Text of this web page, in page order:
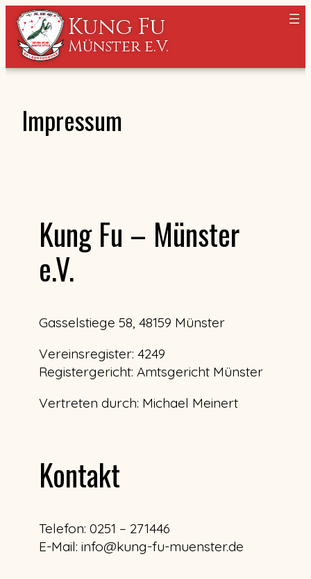
Zum
Inhalt
springen
Kung Fu
Münster e.V.
Impressum
Kung Fu – Münster
e.V.
Gasselstiege 58, 48159 Münster
Vereinsregister: 4249
Registergericht: Amtsgericht Münster
Vertreten durch: Michael Meinert
Kontakt
Telefon: 0251 – 271446
E-Mail: info@kung-fu-muenster.de